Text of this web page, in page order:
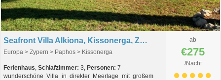
Seafront Villa Alkiona, Kissonerga, Zypern
Europa > Zypern > Paphos > Kissonerga
Ferienhaus, Schlafzimmer: 3, Personen: 7
wunderschöne Villa in direkter Meerlage mit großem
ab
€275
/Nacht